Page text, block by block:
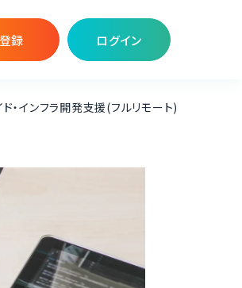
録 ログイン
・インフラ開発支援(フルリモート)